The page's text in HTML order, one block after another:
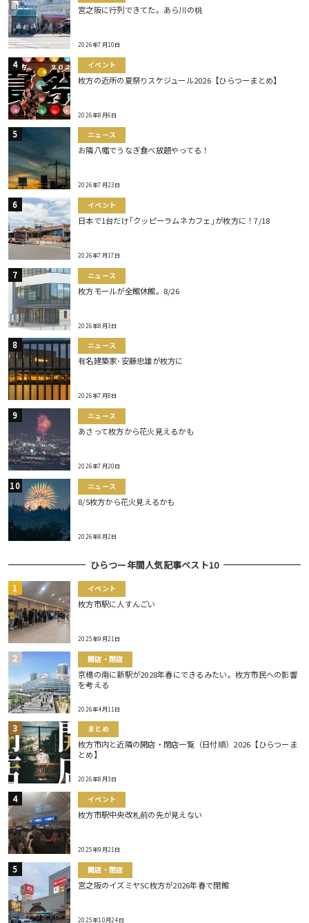
宮之阪に行列できてた。あら川の桃
2026年7月10日
イベント
枚方の近所の夏祭りスケジュール2026【ひらつーまとめ】
2026年8月6日
ニュース
お隣八幡でうなぎ食べ放題やってる！
2026年7月23日
イベント
日本で1台だけ｢クッピーラムネカフェ｣が枚方に！7/18
2026年7月17日
ニュース
枚方モールが全館休館。8/26
2026年8月3日
ニュース
有名建築家･安藤忠雄が枚方に
2026年7月8日
ニュース
あさって枚方から花火見えるかも
2026年7月20日
ニュース
8/5枚方から花火見えるかも
2026年8月2日
ひらつー年間人気記事ベスト10
イベント
枚方市駅に人すんごい
2025年9月21日
開店・閉店
京橋の南に新駅が2028年春にできるみたい。枚方市民への影響
を考える
2026年4月11日
まとめ
枚方市内と近隣の開店・閉店一覧（日付順）2026【ひらつーま
とめ】
2026年8月3日
イベント
枚方市駅中央改札前の先が見えない
2025年9月21日
開店・閉店
宮之阪のイズミヤSC枚方が2026年春で閉館
2025年10月24日